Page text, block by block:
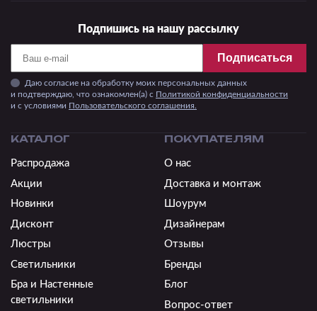
Подпишись на нашу рассылку
Подписаться
Даю согласие на обработку моих персональных данных
и подтверждаю, что ознакомлен(а) с Политикой конфиденциальности
и c условиями Пользовательского соглашения.
КАТАЛОГ
Распродажа
Акции
Новинки
Дисконт
Люстры
Светильники
Бра и Настенные
светильники
ПОКУПАТЕЛЯМ
О нас
Доставка и монтаж
Шоурум
Дизайнерам
Отзывы
Бренды
Блог
Вопрос-ответ